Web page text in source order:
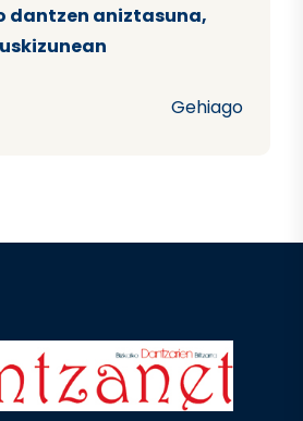
dantzen aniztasuna,
Gehiago